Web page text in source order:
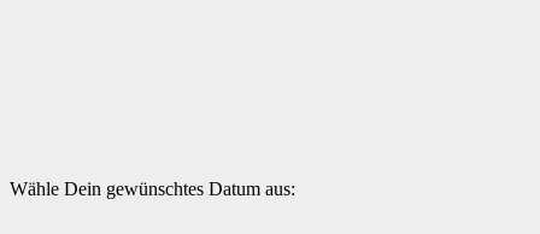
Wähle Dein gewünschtes Datum aus: